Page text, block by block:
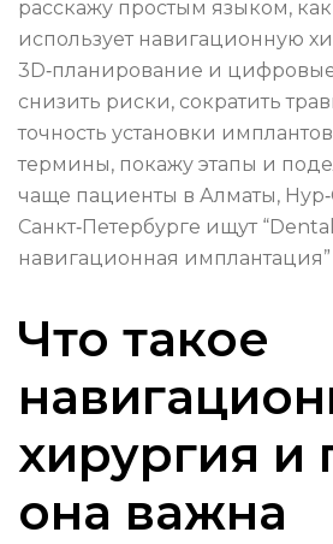
расскажу простым языком,
использует навигационную
3D‑планирование и
снизить риски, сократить
точность установки
термины, покажу этапы и
чаще пациенты в Алматы,
Санкт‑Петербурге ищут
навигационная имплантация”
Что такое
хирургия и
она важна